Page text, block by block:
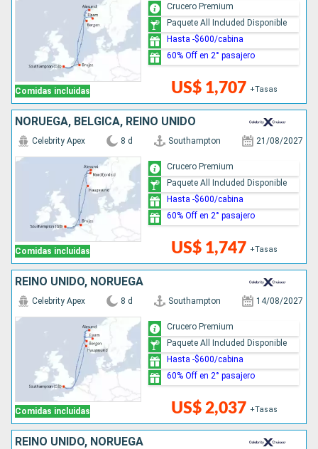
Comidas incluidas US$ 1,707 +Tasas
Crucero Premium
Paquete All Included Disponible
Hasta -$600/cabina
60% Off en 2° pasajero
NORUEGA, BÉLGICA, REINO UNIDO
Comidas incluidas
Celebrity Apex 8 d Southampton 21/08/2027
US$ 1,747 +Tasas
Crucero Premium
Paquete All Included Disponible
Hasta -$600/cabina
60% Off en 2° pasajero
REINO UNIDO, NORUEGA
Comidas incluidas
Celebrity Apex 8 d Southampton 14/08/2027
US$ 2,037 +Tasas
Crucero Premium
Paquete All Included Disponible
Hasta -$600/cabina
60% Off en 2° pasajero
REINO UNIDO, NORUEGA